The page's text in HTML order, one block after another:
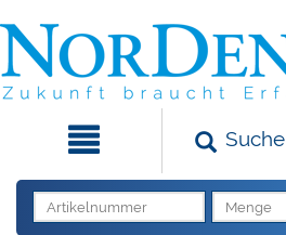
Suche